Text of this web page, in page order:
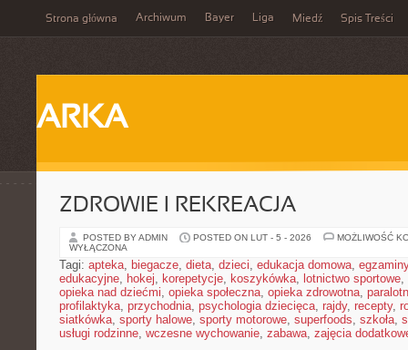
Strona główna Archiwum Bayer Liga Miedź Spis Treści
ARKA
ZDROWIE I REKREACJA
POSTED BY ADMIN POSTED ON LUT - 5 - 2026
MOŻLIWOŚĆ
WYŁĄCZONA
Tagi: apteka, biegacze, dieta, dzieci, edukacja domowa, egzaminy
edukacyjne, hokej, korepetycje, koszykówka, lotnictwo sportowe,
opieka nad dziećmi, opieka społeczna, opieka zdrowotna,
profilaktyka, przychodnia, psychologia dziecięca, rajdy, recepty,
siatkówka, sporty halowe, sporty motorowe, superfoods, szkoła,
usługi rodzinne, wczesne wychowanie, zabawa, zajęcia